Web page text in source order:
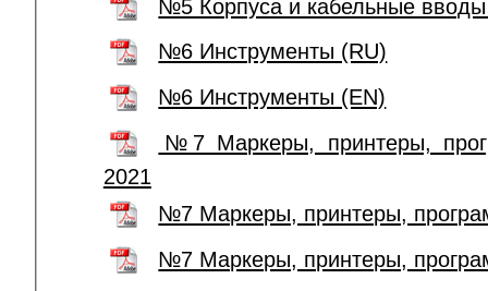
№5 Корпуса и кабельные
№6 Инструменты (RU)
№6 Инструменты (EN)
№7 Маркеры, принтеры,
2021
№7 Маркеры, принтеры,
№7 Маркеры, принтеры,